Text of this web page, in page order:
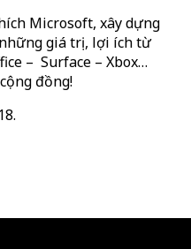
Microsoft, xây dựng
giá trị, lợi ích từ
– Surface – Xbox…
đồng!